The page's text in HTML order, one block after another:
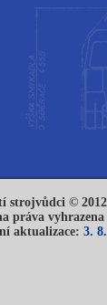
strojvůdci ©
práva vyhrazena
aktualizace: 3.